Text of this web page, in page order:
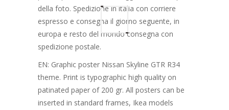
della foto. Spedizione in italia con corriere
espresso e consegna il giorno seguente, in
europa e resto del mondo consegna con
spedizione postale.
EN: Graphic poster Nissan Skyline GTR R34
theme. Print is typographic high quality on
patinated paper of 200 gr. All posters can be
inserted in standard frames, Ikea models